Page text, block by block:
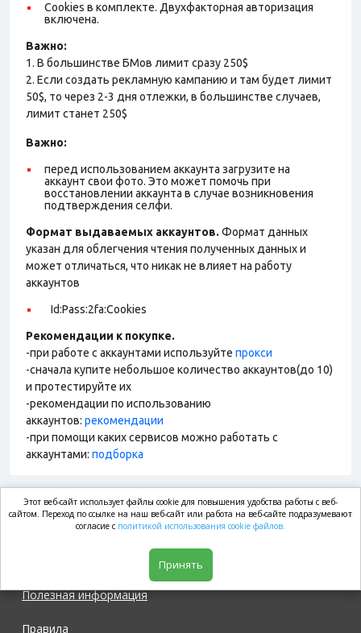
Cookies в комплекте. Двухфакторная авторизация
включена.
Важно:
1. В большинстве БМов лимит сразу 250$
2. Если создать рекламную кампанию и там будет лимит
50$, то через 2-3 дня отлежки, в большинстве случаев,
лимит станет 250$
Важно:
перед использованием аккаунта загрузите на
аккаунт свои фото. Это может помочь при
восстановлении аккаунта в случае возникновения
подтверждения селфи.
Формат выдаваемых аккаунтов. Формат данных
указан для облегчения чтения полученных данных и
может отличаться, что никак не влияет на работу
аккаунтов
Id:Pass:2fa:Cookies
Рекомендации к покупке.
-при работе с аккаунтами используйте прокси
-сначала купите небольшое количество аккаунтов(до 10)
и протестируйте их
-рекомендации по использованию
аккаунтов: рекомендации
-при помощи каких сервисов можно работать с
аккаунтами: подборка
market.com
Полезная информация
Правила
Этот веб-сайт использует файлы cookie для повышения удобства работы с веб-
сайтом. Переход по ссылке на наш веб-сайт или работа на веб-сайте подразумевают
согласие с политикой использования cookie файлов.
Принять